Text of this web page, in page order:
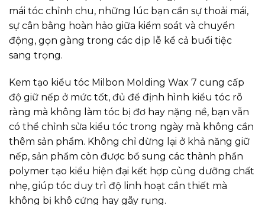
mái tóc chỉnh chu, những lúc bạn cần sự thoải mái,
sự cân bằng hoàn hảo giữa kiểm soát và chuyển
động, gọn gàng trong các dịp lễ kể cả buổi tiệc
sang trọng.
Kem tạo kiểu tóc Milbon Molding Wax 7 cung cấp
độ giữ nếp ở mức tốt, đủ để định hình kiểu tóc rõ
ràng mà không làm tóc bị đơ hay nặng nề, bạn vẫn
có thể chỉnh sửa kiểu tóc trong ngày mà không cần
thêm sản phẩm. Không chỉ dừng lại ở khả năng giữ
nếp, sản phẩm còn được bổ sung các thành phần
polymer tạo kiểu hiện đại kết hợp cùng dưỡng chất
nhẹ, giúp tóc duy trì độ linh hoạt cần thiết mà
không bị khô cứng hay gãy rụng.